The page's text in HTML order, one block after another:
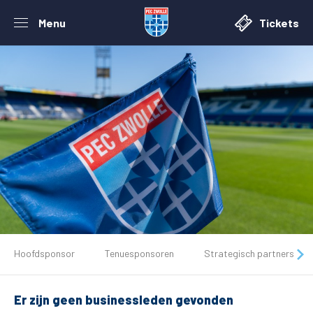
Menu Tickets
Tickets
Matchdays
Hoofdsponsor Tenuesponsoren Strategisch partners
Er zijn geen businessleden gevonden